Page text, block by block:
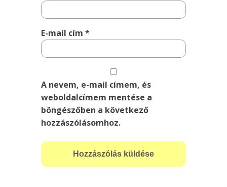
E-mail cím*
A nevem, e-mail címem, és
weboldalcímem mentése a
böngészőben a következő
hozzászólásomhoz.